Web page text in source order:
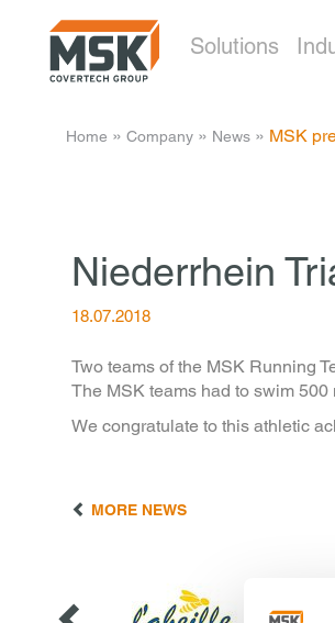
Solutions
Home ­ » ­ Company­ » ­ News­ » ­ MSK
Niederrhein
18.07.2018
Two teams of the MSK Running
The MSK teams had to swim
We congratulate to this athletic
MORE NEWS